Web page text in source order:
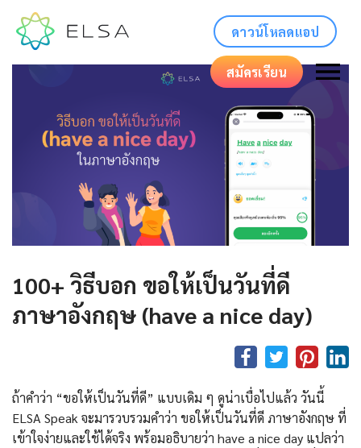
ดาวน์โหลดแอป
สมัครเรียน
100+ วิธีบอก ขอให้เป็นวันที่ดี
ภาษาอังกฤษ (have a nice day)
ถ้าคำว่า “ขอให้เป็นวันที่ดี” แบบเดิม ๆ ดูน่าเบื่อไปแล้ว วันนี้
ELSA Speak จะมารวบรวมคำว่า ขอให้เป็นวันที่ดี ภาษาอังกฤษ ที่
เข้าใจง่ายและใช้ได้จริง พร้อมอธิบายว่า have a nice day แปลว่า